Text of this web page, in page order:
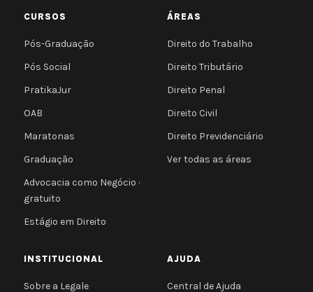
CURSOS
Pós-Graduação
Pós Social
PratikaJur
OAB
Maratonas
Graduação
Advocacia como Negócio ·
gratuito
Estágio em Direito
ÁREAS
Direito do Trabalho
Direito Tributário
Direito Penal
Direito Civil
Direito Previdenciário
Ver todas as áreas
INSTITUCIONAL
Sobre a Legale
AJUDA
Central de Ajuda